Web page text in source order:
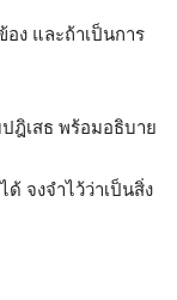
อง และถ้าเป็นการ
เสธ พร้อมอธิบาย
จงจำไว้ว่าเป็นสิ่ง